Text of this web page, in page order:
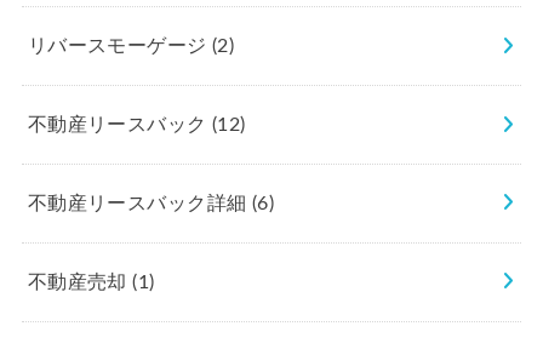
リバースモーゲージ (2)
不動産リースバック (12)
不動産リースバック詳細 (6)
不動産売却(1)